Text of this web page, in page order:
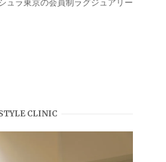
ュラ東京の会員制ラグジュアリー
CLINIC